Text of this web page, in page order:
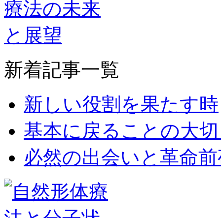
新着記事一覧
新しい役割を果たす時
基本に戻ることの大
必然の出会いと革命